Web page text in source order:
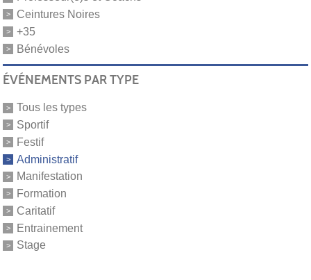
Ceintures Noires
+35
Bénévoles
ÉVÉNEMENTS PAR TYPE
Tous les types
Sportif
Festif
Administratif
Manifestation
Formation
Caritatif
Entrainement
Stage